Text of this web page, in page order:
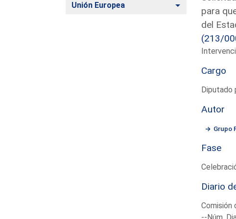
Unión Europea Alternar
para
del
(213/
Cargo
Diputado
Autor
Grupo
Fase
Diario
Comisión
--Núm.